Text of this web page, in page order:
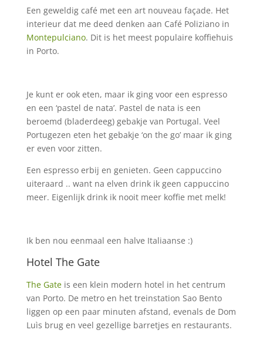
Een geweldig café met een art nouveau façade. Het
interieur dat me deed denken aan Café Poliziano in
Montepulciano. Dit is het meest populaire koffiehuis
in Porto.
Je kunt er ook eten, maar ik ging voor een espresso
en een ‘pastel de nata’. Pastel de nata is een
beroemd (bladerdeeg) gebakje van Portugal. Veel
Portugezen eten het gebakje ‘on the go’ maar ik ging
er even voor zitten.
Een espresso erbij en genieten. Geen cappuccino
uiteraard .. want na elven drink ik geen cappuccino
meer. Eigenlijk drink ik nooit meer koffie met melk!
Ik ben nou eenmaal een halve Italiaanse :)
Hotel The Gate
The Gateis een klein modern hotel in het centrum
van Porto. De metro en het treinstation Sao Bento
liggen op een paar minuten afstand, evenals de Dom
Luìs brug en veel gezellige barretjes en restaurants.